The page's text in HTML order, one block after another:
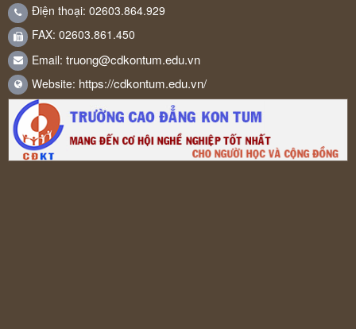
Điện thoại: 02603.864.929
FAX: 02603.861.450
Email: truong@cdkontum.edu.vn
Website: https://cdkontum.edu.vn/